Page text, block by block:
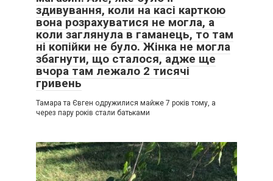
здивування, коли на касі карткою
вона розрахуватися не могла, а
коли заглянула в гаманець, то там
ні копійки не було. Жінка не могла
збагнути, що сталося, адже ще
вчора там лежало 2 тисячі
гривень
Тамара та Євген одружилися майже 7 років тому, а
через пару років стали батьками